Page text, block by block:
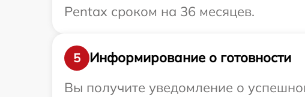
Pentax сроком на 36 месяцев.
5
Информирование о готовности
Вы получите уведомление о